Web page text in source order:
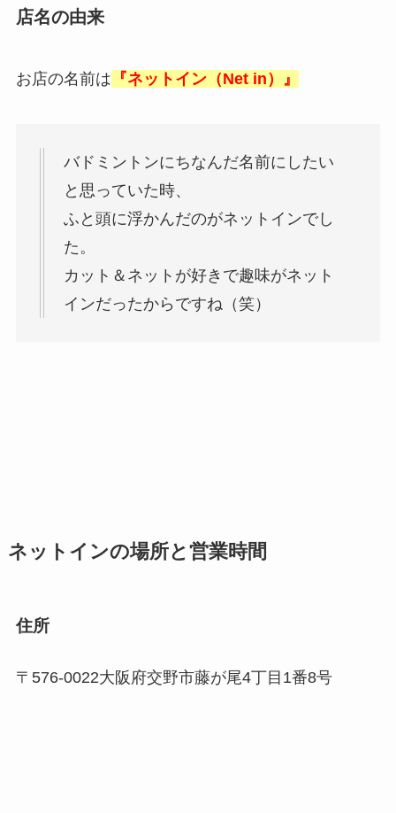
店名の由来
お店の名前は 『ネットイン（Net in）』
バドミントンにちなんだ名前にしたい
と思っていた時、
ふと頭に浮かんだのがネットインでし
た。
カット＆ネットが好きで趣味がネット
インだったからですね（笑）
ネットインの場所と営業時間
住所
〒576-0022大阪府交野市藤が尾4丁目1番8号